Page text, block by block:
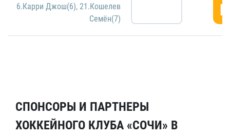
6.Карри Джош(6), 21.Кошелев
Семён(7)
СПОНСОРЫ И ПАРТНЕРЫ
ХОККЕЙНОГО КЛУБА «СОЧИ» В